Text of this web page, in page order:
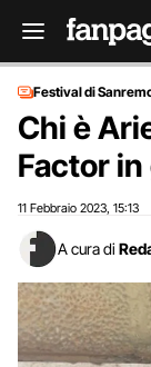
Festival di
Chi è
Factor
11 Febbraio 2023 15:13
A cura di